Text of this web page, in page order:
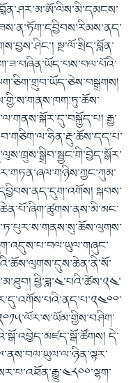
སྔ་ལོ་སྲིད་བློན་
རྒྱ་
སྐབས་
ཕྱི་ཟླ་༤་པའི་ཚེས་༢༤་
དེ་